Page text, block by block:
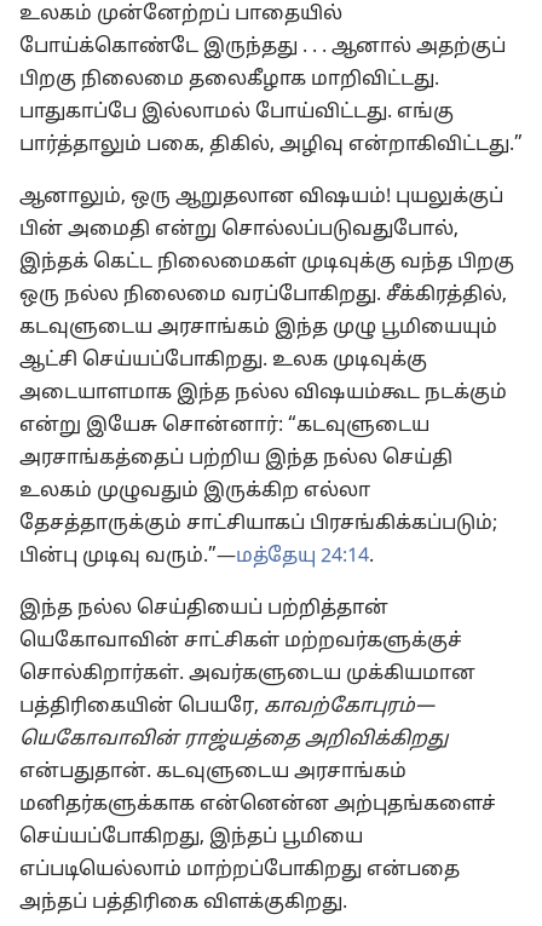
உலகம் முன்னேற்றப் பாதையில்
போய்க்கொண்டே இருந்தது . . . ஆனால் அதற்குப்
பிறகு நிலைமை தலைகீழாக மாறிவிட்டது.
பாதுகாப்பே இல்லாமல் போய்விட்டது. எங்கு
பார்த்தாலும் பகை, திகில், அழிவு என்றாகிவிட்டது.”
ஆனாலும், ஒரு ஆறுதலான விஷயம்! புயலுக்குப்
பின் அமைதி என்று சொல்லப்படுவதுபோல்,
இந்தக் கெட்ட நிலைமைகள் முடிவுக்கு வந்த பிறகு
ஒரு நல்ல நிலைமை வரப்போகிறது. சீக்கிரத்தில்,
கடவுளுடைய அரசாங்கம் இந்த முழு பூமியையும்
ஆட்சி செய்யப்போகிறது. உலக முடிவுக்கு
அடையாளமாக இந்த நல்ல விஷயம்கூட நடக்கும்
என்று இயேசு சொன்னார்: “கடவுளுடைய
அரசாங்கத்தைப் பற்றிய இந்த நல்ல செய்தி
உலகம் முழுவதும் இருக்கிற எல்லா
தேசத்தாருக்கும் சாட்சியாகப் பிரசங்கிக்கப்படும்;
பின்பு முடிவு வரும்.”—மத்தேயு 24:14.
இந்த நல்ல செய்தியைப் பற்றித்தான்
யெகோவாவின் சாட்சிகள் மற்றவர்களுக்குச்
சொல்கிறார்கள். அவர்களுடைய முக்கியமான
பத்திரிகையின் பெயரே, காவற்கோபுரம்—
யெகோவாவின் ராஜ்யத்தை அறிவிக்கிறது
என்பதுதான். கடவுளுடைய அரசாங்கம்
மனிதர்களுக்காக என்னென்ன அற்புதங்களைச்
செய்யப்போகிறது, இந்தப் பூமியை
எப்படியெல்லாம் மாற்றப்போகிறது என்பதை
அந்தப் பத்திரிகை விளக்குகிறது.